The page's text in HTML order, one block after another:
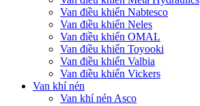
Van điều khiển Nabtesco
Van điều khiển Neles
Van điều khiển OMAL
Van điều khiển Toyooki
Van điều khiển Valbia
Van điều khiển Vickers
Van khí nén
Van khí nén Asco